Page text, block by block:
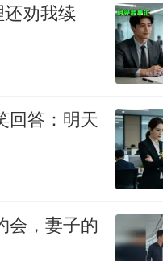
劝我续
回答：明天
会，妻子的